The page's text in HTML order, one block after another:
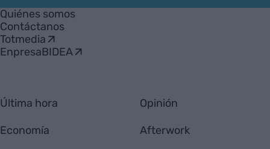
Empresa
Quiénes somos
Contáctanos
Totmedia
EnpresaBIDEA
Última hora
Economía
Opinión
Afterwork